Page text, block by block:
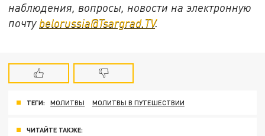
наблюдения, вопросы, новости на электронную
почту belorussia@Tsargrad.TV.
ТЕГИ: МОЛИТВЫ МОЛИТВЫ В ПУТЕШЕСТВИИ
ЧИТАЙТЕ ТАКЖЕ: